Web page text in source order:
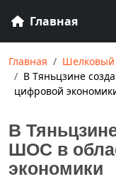
Главная
Главная
Шелковый
В Тяньцзине
цифровой
В
ШОС в
экономики